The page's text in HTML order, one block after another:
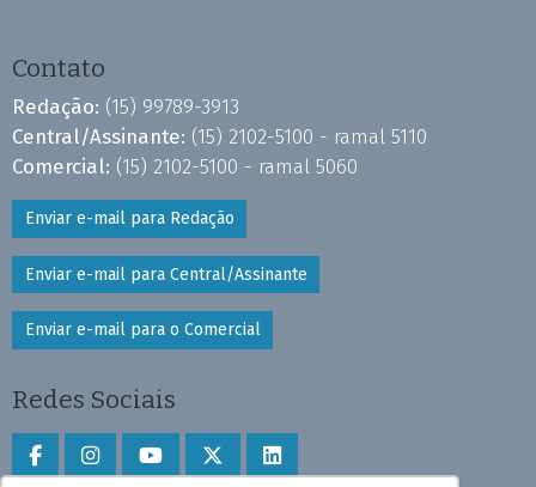
Contato
Redação: (15) 99789-3913
Central/Assinante: (15) 2102-5100 - ramal 5110
Comercial: (15) 2102-5100 - ramal 5060
Enviar e-mail para Redação
Enviar e-mail para Central/Assinante
Enviar e-mail para o Comercial
Redes Sociais